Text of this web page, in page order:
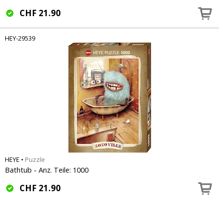
CHF 21.90
HEY-29539
HEYE • Puzzle
Bathtub - Anz. Teile: 1000
CHF 21.90